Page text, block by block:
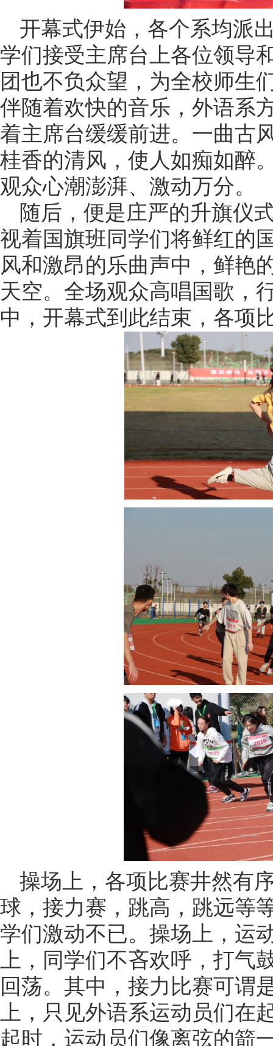
开幕式伊始，各个系均派
学们接受主席台上各位领导
团也不负众望，为全校师生
伴随着欢快的音乐，外语系
着主席台缓缓前进。一曲古
桂香的清风，使人如痴如醉
观众心潮澎湃、激动万分。
随后，便是庄严的升旗仪
视着国旗班同学们将鲜红的
风和激昂的乐曲声中，鲜艳
天空。全场观众高唱国歌，
中，开幕式到此结束，各项
操场上，各项比赛井然有
球，接力赛，跳高，跳远等
学们激动不已。操场上，运
上，同学们不吝欢呼，打气
回荡。其中，接力比赛可谓
上，只见外语系运动员们在
起时，运动员们像离弦的箭